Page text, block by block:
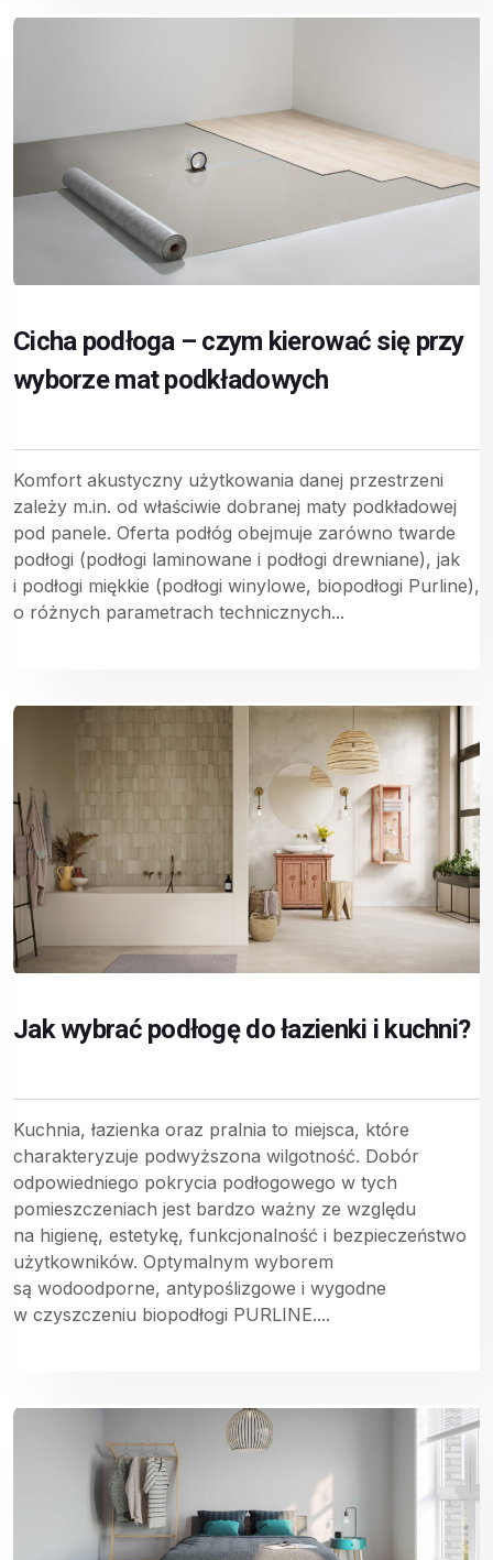
Cicha podłoga – czym kierować się przy
wyborze mat podkładowych
Komfort akustyczny użytkowania danej przestrzeni
zależy m.in. od właściwie dobranej maty podkładowej
pod panele. Oferta podłóg obejmuje zarówno twarde
podłogi (podłogi laminowane i podłogi drewniane), jak
i podłogi miękkie (podłogi winylowe, biopodłogi Purline),
o różnych parametrach technicznych...
Jak wybrać podłogę do łazienki i kuchni?
Kuchnia, łazienka oraz pralnia to miejsca, które
charakteryzuje podwyższona wilgotność. Dobór
odpowiedniego pokrycia podłogowego w tych
pomieszczeniach jest bardzo ważny ze względu
na higienę, estetykę, funkcjonalność i bezpieczeństwo
użytkowników. Optymalnym wyborem
są wodoodporne, antypoślizgowe i wygodne
w czyszczeniu biopodłogi PURLINE....